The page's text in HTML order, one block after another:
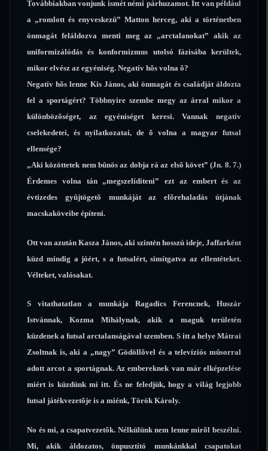
Továbbiakban vonjunk ismét némi párhuzamot. Itt van például
a „romlott és enyveskezû” Matton herceg, aki a történetben
önmagát feláldozva menti meg az „arctalanokat” akik az
uniformizálódás és konformizmus utolsó fázisába kerültek,
mikor elvész az egyéniség. Negatív hõs volna õ?
Negatív hõs lenne Kis János, aki önmagát és családját áldozta
fel a sportágért? Többnyire szembe megy az árral mikor a
különbözõséget, az egyéniséget keresi. Vannak negatív
cselekedetei, és nyilatkozatai, de õ volna a magyar futsal
ellensége?
„Aki közöttetek nem bûnös az dobja rá az elsõ követ” (Jn. 8. 7.)
Érdemes volna tán „megszelídíteni” ezt az embert és az
évtizedes gyûjtögetõ munkáját az elõrehaladás útjának
macskaköveibe építeni.
Ott van azután Kasza János, aki szintén hosszú ideje, Jaffarként
küzd mindig a jóért, s a futsalért, simítgatva az ellentéteket.
Vélteket, valósakat.
S vitathatatlan a munkája Ragadics Ferencnek, Huszár
Istvánnak, Kozma Mihálynak, akik a maguk területén
küzdenek a futsal arctalanságával szemben. S itt a helye Mátrai
Zsoltnak is, aki a „nagy” Gödöllõvel és a televíziós mûsorral
adott arcot a sportágnak. Az embereknek van már elképzelése
miért is küzdünk mi itt. És ne feledjük, hogy a világ legjobb
futsal játékvezetõje is a miénk, Török Károly.
No és mi, a csapatvezetõk. Nélkülünk nem lenne mirõl beszélni.
Mi, akik áldozatos, önpusztító munkánkkal csapatokat